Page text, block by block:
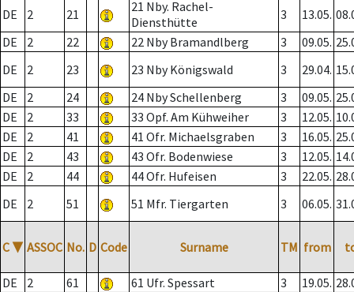
DE 2 21
21 Nby. Rachel-
Diensthütte
3 13.05.
DE
2 22 22 Nby Bramandlberg 3 09.05.
DE
2 23 23 Nby Königswald 3 29.04.
DE
2 24 24 Nby Schellenberg 3 09.05.
DE
2 33 33 Opf. Am Kühweiher 3 12.05.
DE
2 41 41 Ofr. Michaelsgraben 3 16.05.
DE
2 43 43 Ofr. Bodenwiese 3 12.05.
DE
2 44 44 Ofr. Hufeisen 3 22.05.
DE
2 51 51 Mfr. Tiergarten 3 06.05.
C ▼ ASSOC No. D Code Surname TM from
DE 2 61 61 Ufr. Spessart 3 19.05.